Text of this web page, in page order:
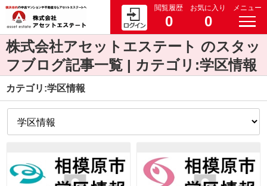
閲覧履歴
0
お気に入り
0
メニュー
株式会社アセットエステート のスタッ
フブログ記事一覧 | カテゴリ:学区情報
カテゴリ:学区情報